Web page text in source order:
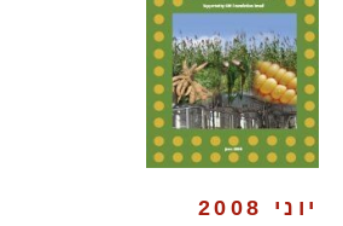
יוני 2008